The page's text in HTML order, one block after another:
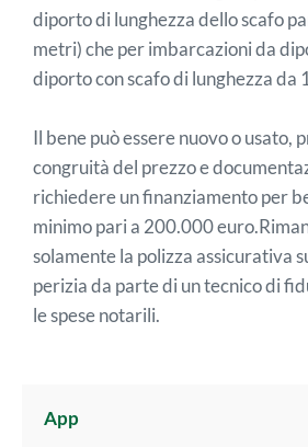
diporto di lunghezza dello scafo
metri) che per imbarcazioni da
diporto con scafo di lunghezza da
Il bene può essere nuovo o usato,
congruità del prezzo e
richiedere un finanziamento per
minimo pari a 200.000
solamente la polizza assicurativa
perizia da parte di un tecnico di
le spese notarili.
App